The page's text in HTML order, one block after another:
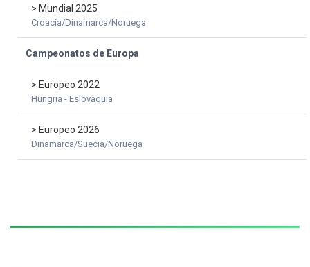
> Mundial 2025
Croacia/Dinamarca/Noruega
Campeonatos de Europa
> Europeo 2022
Hungria - Eslovaquia
> Europeo 2026
Dinamarca/Suecia/Noruega